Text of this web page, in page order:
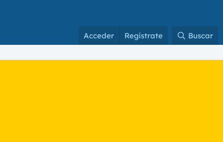
Acceder Regístrate Buscar